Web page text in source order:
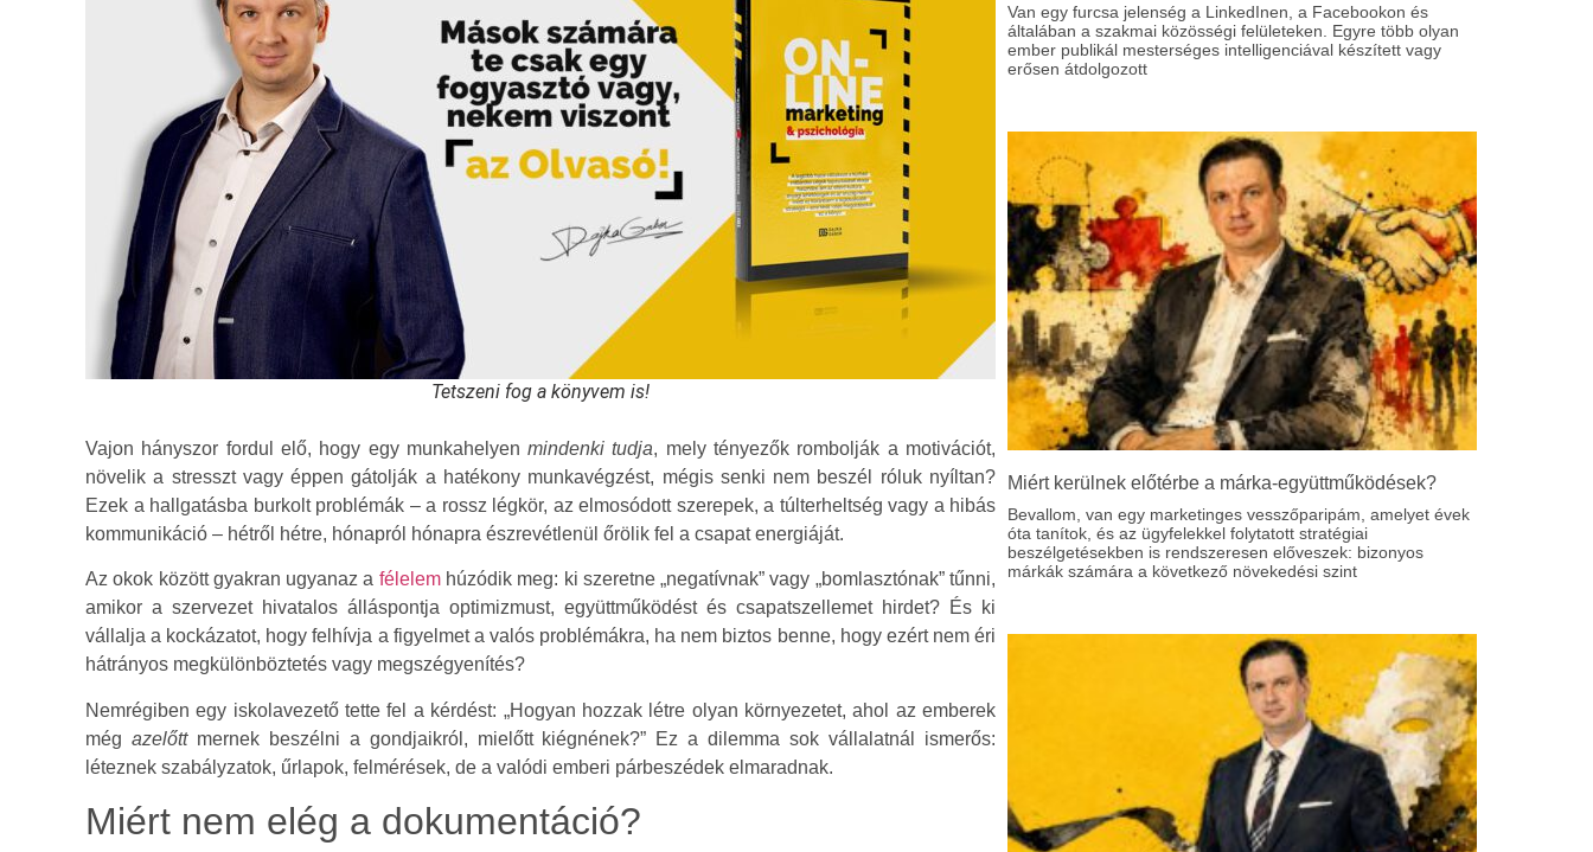
Tetszeni fog a könyvem is!
Vajon hányszor fordul elő, hogy egy munkahelyenmindenki tudja, mely tényezők rombolják a motivációt,
növelik a stresszt vagy éppen gátolják a hatékony munkavégzést, mégis senki nem beszél róluk nyíltan?
Ezek a hallgatásba burkolt problémák – a rossz légkör, az elmosódott szerepek, a túlterheltség vagy a hibás
kommunikáció – hétről hétre, hónapról hónapra észrevétlenül őrölik fel a csapat energiáját.
Az okok között gyakran ugyanaz a félelemhúzódik meg: ki szeretne „negatívnak” vagy „bomlasztónak” tűnni,
amikor a szervezet hivatalos álláspontja optimizmust, együttműködést és csapatszellemet hirdet? És ki
vállalja a kockázatot, hogy felhívja a figyelmet a valós problémákra, ha nem biztos benne, hogy ezért nem éri
hátrányos megkülönböztetés vagy megszégyenítés?
Nemrégiben egy iskolavezető tette fel a kérdést: „Hogyan hozzak létre olyan környezetet, ahol az emberek
még azelőttmernek beszélni a gondjaikról, mielőtt kiégnének?” Ez a dilemma sok vállalatnál ismerős:
léteznek szabályzatok, űrlapok, felmérések, de a valódi emberi párbeszédek elmaradnak.
Miért nem elég a dokumentáció?
Van egy furcsa jelenség a LinkedInen, a Facebookon és
általában a szakmai közösségi felületeken. Egyre több olyan
ember publikál mesterséges intelligenciával készített vagy
erősen átdolgozott
Miért kerülnek előtérbe a márka-együttműködések?
Bevallom, van egy marketinges vesszőparipám, amelyet évek
óta tanítok, és az ügyfelekkel folytatott stratégiai
beszélgetésekben is rendszeresen előveszek: bizonyos
márkák számára a következő növekedési szint